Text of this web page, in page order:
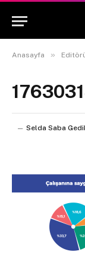
Anasayfa »
Selda Saba